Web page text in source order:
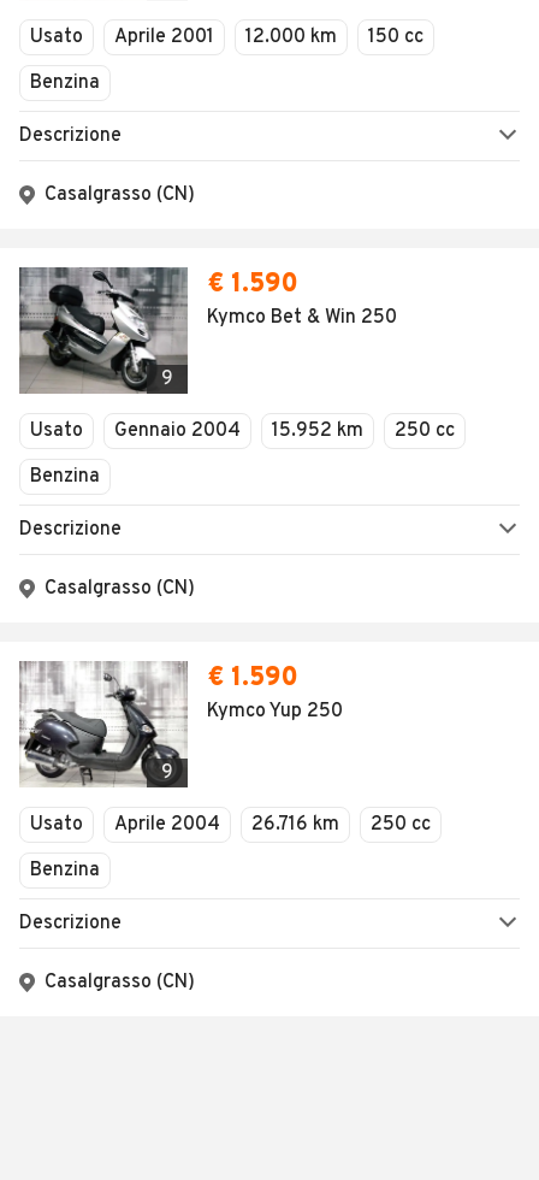
Usato Aprile 2001 12.000 km
150 cc
Benzina
Descrizione
Casalgrasso (CN)
9
€ 1.590
Kymco Bet & Win 250
Usato Gennaio 2004 15.952 km
250 cc
Benzina
Descrizione
Casalgrasso (CN)
9
€ 1.590
Kymco Yup 250
Usato Aprile 2004 26.716 km
250 cc
Benzina
Descrizione
Casalgrasso (CN)